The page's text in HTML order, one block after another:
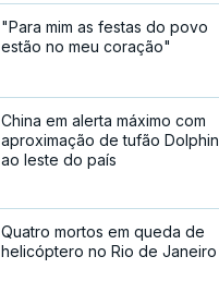
"Para mim as festas do povo
estão no meu coração"
China em alerta máximo com
aproximação de tufão Dolphin
ao leste do país
Quatro mortos em queda de
helicóptero no Rio de Janeiro